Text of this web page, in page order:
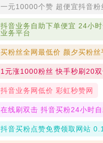
一元10000个赞 超便宜抖音粉
抖音业务自助下单便宜 24小
业务平台
买粉丝全网最低价 颜夕买粉丝
1元涨1000粉丝 快手秒刷20
抖音业务网低价 彩虹秒赞网
在线刷双击 抖音买粉24小时
抖音买粉点赞免费领取网站